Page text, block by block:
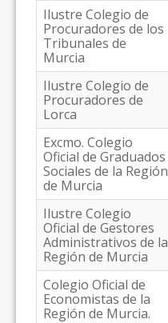
Ilustre Colegio de
Procuradores de los
Tribunales de
Murcia
Ilustre Colegio de
Procuradores de
Lorca
Excmo. Colegio
Oficial de Graduados
Sociales de la Región
de Murcia
Ilustre Colegio
Oficial de Gestores
Administrativos de la
Región de Murcia
Colegio Oficial de
Economistas de la
Región de Murcia.